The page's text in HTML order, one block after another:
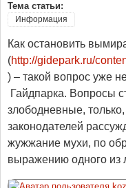
Тема статьи:
Информация
Как остановить
(http://gidepark.ru/
) – такой вопрос уже
Гайдпарка. Вопросы
злободневные,
законодателей
жужжание мухи, по
выражению одного из